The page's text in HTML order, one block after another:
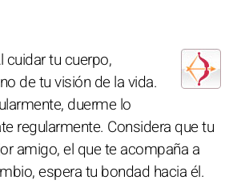
cuidar tu cuerpo,
de tu visión de la vida.
duerme lo
regularmente. Considera que tu
amigo, el que te acompaña a
espera tu bondad hacia él.